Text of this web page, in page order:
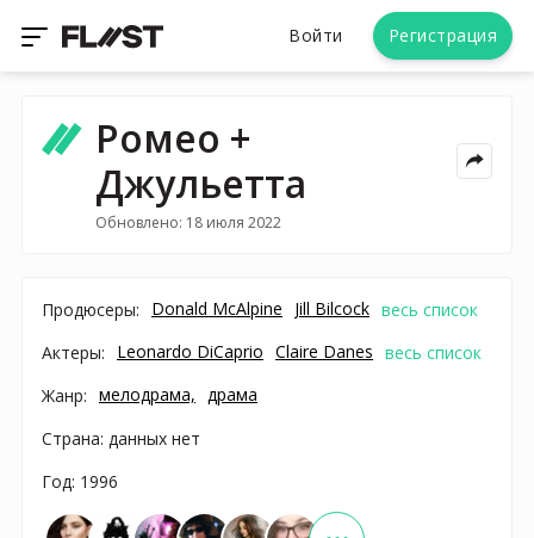
Войти Регистрация
Ромео +
Джульетта
Обновлено: 18 июля 2022
Продюсеры: Donald McAlpine Jill Bilcock весь список
Актеры:
Leonardo DiCaprio Claire Danes весь список
Жанр: мелодрама,
драма
Страна: данных нет
Год: 1996